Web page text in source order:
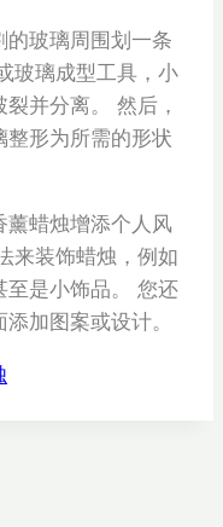
玻璃周围划一条
玻璃成型工具，小
并分离。 然后，
形为所需的形状
薰蜡烛增添个人风
来装饰蜡烛，例如
至是小饰品。 您还
加图案或设计。